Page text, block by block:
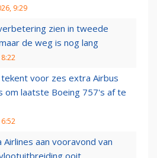
9:29
zien in tweede
de weg is nog lang
tekent voor zes extra Airbus
om laatste Boeing 757's af te
Airlines aan vooravond van